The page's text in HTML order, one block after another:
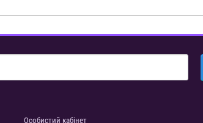
Особистий кабінет